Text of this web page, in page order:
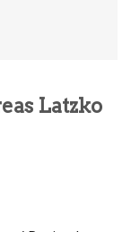
Latzko